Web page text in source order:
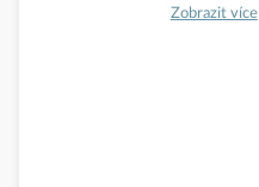
Zobrazit více